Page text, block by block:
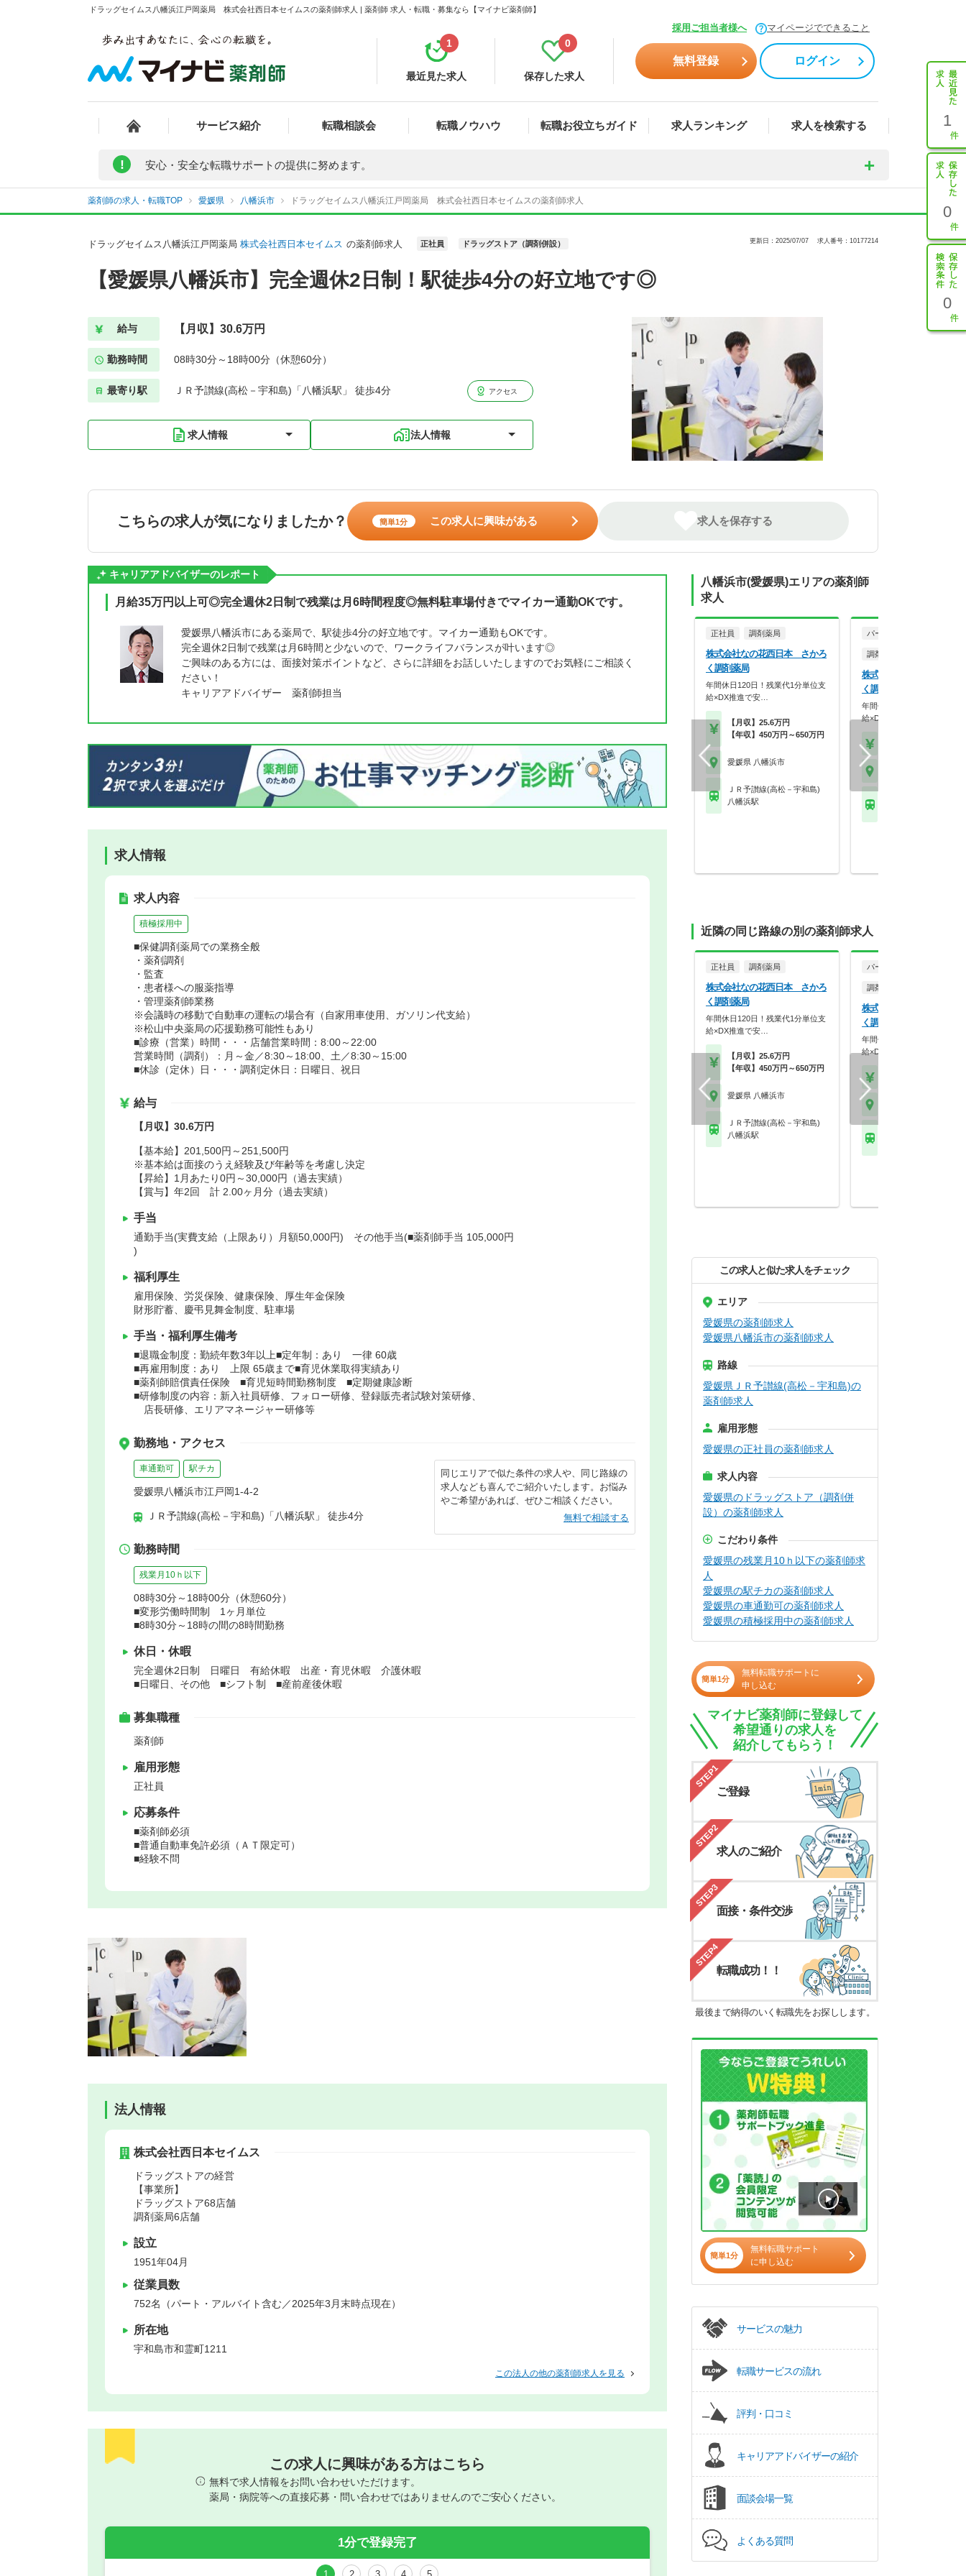
ドラッグセイムス八幡浜江戸岡薬局 株式会社西日本セイムスの薬剤師求人 | 薬剤師 求人・転職・募集なら【マイナビ薬剤師】
採用ご担当者様へ マイページでできること
最近見た求人
1
保存した求人
0
無料登録 ログイン
サービス紹介 転職相談会 転職ノウハウ 転職お役立ちガイド 求人ランキング 求人を検索する 1
0
0
! 安心・安全な転職サポートの提供に努めます。
薬剤師の求人・転職TOP 愛媛県 八幡浜市 ドラッグセイムス八幡浜江戸岡薬局 株式会社西日本セイムスの薬剤師求人
ドラッグセイムス八幡浜江戸岡薬局 株式会社西日本セイムス の薬剤師求人 正社員 ドラッグストア（調剤併設） 更新日：2025/07/07 求人番号：10177214
【愛媛県八幡浜市】完全週休2日制！駅徒歩4分の好立地です◎
給与 【月収】30.6万円
勤務時間 08時30分～18時00分（休憩60分）
最寄り駅 ＪＲ予讃線(高松－宇和島)「八幡浜駅」 徒歩4分 アクセス
求人情報 法人情報
こちらの求人が気になりましたか？ 簡単1分 この求人に興味がある 求人を保存する
キャリアアドバイザーのレポート
月給35万円以上可◎完全週休2日制で残業は月6時間程度◎無料駐車場付きでマイカー通勤OKです。
愛媛県八幡浜市にある薬局で、駅徒歩4分の好立地です。マイカー通勤もOKです。
完全週休2日制で残業は月6時間と少ないので、ワークライフバランスが叶います◎
ご興味のある方には、面接対策ポイントなど、さらに詳細をお話しいたしますのでお気軽にご相談く
ださい！
キャリアアドバイザー 薬剤師担当
求人情報
求人内容
積極採用中
■保健調剤薬局での業務全般
・薬剤調剤
・監査
・患者様への服薬指導
・管理薬剤師業務
※会議時の移動で自動車の運転の場合有（自家用車使用、ガソリン代支給）
※松山中央薬局の応援勤務可能性もあり
■診療（営業）時間・・・店舗営業時間：8:00～22:00
営業時間（調剤）：月～金／8:30～18:00、土／8:30～15:00
■休診（定休）日・・・調剤定休日：日曜日、祝日
給与
【月収】30.6万円
【基本給】201,500円～251,500円
※基本給は面接のうえ経験及び年齢等を考慮し決定
【昇給】1月あたり0円～30,000円（過去実績）
【賞与】年2回 計 2.00ヶ月分（過去実績）
手当
通勤手当(実費支給（上限あり）月額50,000円) その他手当(■薬剤師手当 105,000円
)
福利厚生
雇用保険、労災保険、健康保険、厚生年金保険
財形貯蓄、慶弔見舞金制度、駐車場
手当・福利厚生備考
■退職金制度：勤続年数3年以上■定年制：あり 一律 60歳
■再雇用制度：あり 上限 65歳まで■育児休業取得実績あり
■薬剤師賠償責任保険 ■育児短時間勤務制度 ■定期健康診断
■研修制度の内容：新入社員研修、フォロー研修、登録販売者試験対策研修、
店長研修、エリアマネージャー研修等
勤務地・アクセス
車通勤可 駅チカ
愛媛県八幡浜市江戸岡1-4-2
ＪＲ予讃線(高松－宇和島)「八幡浜駅」 徒歩4分
同じエリアで似た条件の求人や、同じ路線の
求人なども喜んでご紹介いたします。お悩み
やご希望があれば、ぜひご相談ください。
無料で相談する
勤務時間
残業月10ｈ以下
08時30分～18時00分（休憩60分）
■変形労働時間制 1ヶ月単位
■8時30分～18時の間の8時間勤務
休日・休暇
完全週休2日制 日曜日 有給休暇 出産・育児休暇 介護休暇
■日曜日、その他 ■シフト制 ■産前産後休暇
募集職種
薬剤師
雇用形態
正社員
応募条件
■薬剤師必須
■普通自動車免許必須（ＡＴ限定可）
■経験不問
法人情報
株式会社西日本セイムス
ドラッグストアの経営
【事業所】
ドラッグストア68店舗
調剤薬局6店舗
設立
1951年04月
従業員数
752名（パート・アルバイト含む／2025年3月末時点現在）
所在地
宇和島市和霊町1211
この法人の他の薬剤師求人を見る
この求人に興味がある方はこちら
無料で求人情報をお問い合わせいただけます。
薬局・病院等への直接応募・問い合わせではありませんのでご安心ください。
1分で登録完了
八幡浜市(愛媛県)エリアの薬剤師
求人
正社員 調剤薬局
株式会社なの花西日本 さかろ
く調剤薬局
年間休日120日！残業代1分単位支
給×DX推進で安…
【月収】25.6万円
【年収】450万円～650万円
愛媛県 八幡浜市
ＪＲ予讃線(高松－宇和島)
八幡浜駅
パート・アルバイト
調剤薬局
株式会社なの花西日本
く調剤薬局
年間休日120日！残業代1分
給×DX推進で安…
近隣の同じ路線の別の薬剤師求人
正社員 調剤薬局
株式会社なの花西日本 さかろ
く調剤薬局
年間休日120日！残業代1分単位支
給×DX推進で安…
【月収】25.6万円
【年収】450万円～650万円
愛媛県 八幡浜市
ＪＲ予讃線(高松－宇和島)
八幡浜駅
パート・アルバイト
調剤薬局
株式会社なの花西日本
く調剤薬局
年間休日120日！残業代1分
給×DX推進で安…
この求人と似た求人をチェック
エリア
愛媛県の薬剤師求人
愛媛県八幡浜市の薬剤師求人
路線
愛媛県ＪＲ予讃線(高松－宇和島)の
薬剤師求人
雇用形態
愛媛県の正社員の薬剤師求人
求人内容
愛媛県のドラッグストア（調剤併
設）の薬剤師求人
こだわり条件
愛媛県の残業月10ｈ以下の薬剤師求
人
愛媛県の駅チカの薬剤師求人
愛媛県の車通勤可の薬剤師求人
愛媛県の積極採用中の薬剤師求人
簡単1分
無料転職サポートに
申し込む
マイナビ薬剤師に登録して
希望通りの求人を
紹介してもらう！
STEP1
ご登録
STEP2
求人のご紹介
STEP3
面接・条件交渉
STEP4
転職成功！！
最後まで納得のいく転職先をお探しします。
簡単1分
無料転職サポート
に申し込む
サービスの魅力
転職サービスの流れ
評判・口コミ
キャリアアドバイザーの紹介
面談会場一覧
よくある質問